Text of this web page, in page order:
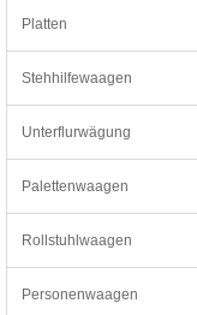
Platten
Stehhilfewaagen
Unterflurwägung
Palettenwaagen
Rollstuhlwaagen
Personenwaagen